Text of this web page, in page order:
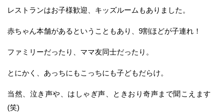
レストランはお子様歓迎、キッズルームもありました。
赤ちゃん本舗があるということもあり、9割ほどが子連れ！
ファミリーだったり、ママ友同士だったり。
とにかく、あっちにもこっちにも子どもだらけ。
当然、泣き声や、はしゃぎ声、ときおり奇声まで聞こえます
(笑)